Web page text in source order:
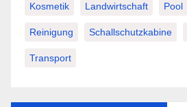
Kosmetik Landwirtschaft Pool
Reinigung Schallschutzkabine
Transport